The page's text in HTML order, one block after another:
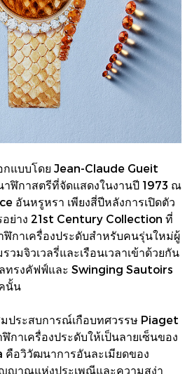
แบบโดย Jean-Claude Gueit
าฬิกาสตรีที่จัดแสดงในงานปี 1973 ณ
อันหรูหรา เพียงสี่ปีหลังการเปิดตัว
อย่าง 21st Century Collection ที่
กาเครื่องประดับสำหรับคนรุ่นใหม่ผู้
มจิวเวลรี่และเรือนเวลาเข้าด้วยกัน
ลทรงคัฟฟ์และ Swinging Sautoirs
นั้น
ประสบการณ์เกือบทศวรรษ Piaget
กาเครื่องประดับให้เป็นลายเซ็นของ
คือวิวัฒนาการอันละเมียดของ
ญาณแห่งประเพณีและความสง่า